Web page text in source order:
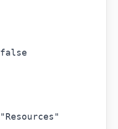
false
"Resources"